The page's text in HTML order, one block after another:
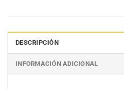
DESCRIPCIÓN
INFORMACIÓN ADICIONAL